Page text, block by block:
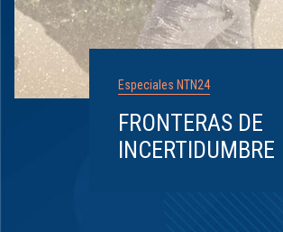
Especiales NTN24
FRONTERAS DE
INCERTIDUMBRE